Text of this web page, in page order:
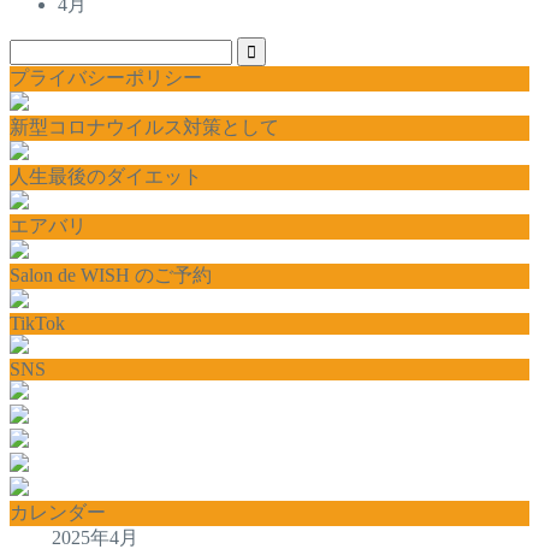
4月
プライバシーポリシー
新型コロナウイルス対策として
人生最後のダイエット
エアバリ
Salon de WISH のご予約
TikTok
SNS
カレンダー
2025年4月